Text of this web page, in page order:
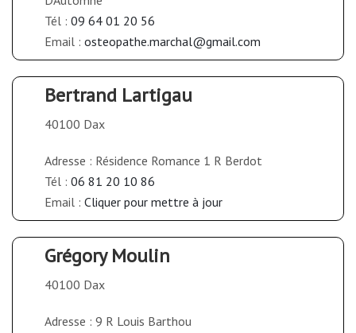
Tél : 09 64 01 20 56
Email : osteopathe.marchal@gmail.com
Bertrand Lartigau
40100 Dax
Adresse : Résidence Romance 1 R Berdot
Tél : 06 81 20 10 86
Email : Cliquer pour mettre à jour
Grégory Moulin
40100 Dax
Adresse : 9 R Louis Barthou